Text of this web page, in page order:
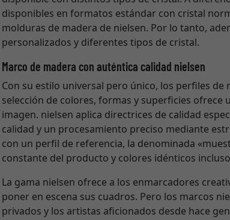
disponibles en formatos estándar con cristal
molduras de madera de nielsen. Por lo tanto,
personalizados y diferentes tipos de cristal.
Marco de madera con auténtica calidad nielsen
Con su estilo universal pero único, los perfiles
selección de colores, formas y superficies
imagen. nielsen aplica directrices de calidad
calidad y un procesamiento preciso mediante
con un perfil de referencia, la denominada
constante del producto y colores idénticos
La gama nielsen ofrece a los enmarcadores
poner en escena sus cuadros. Pero los marcos
privados y los artistas aficionados desde hace